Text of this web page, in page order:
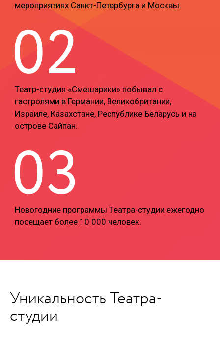
мероприятиях Санкт-Петербурга и Москвы.
02
Театр-студия «Смешарики» побывал с
гастролями в Германии, Великобритании,
Израиле, Казахстане, Республике Беларусь и на
острове Сайпан.
03
Новогодние программы Театра-студии ежегодно
посещает более 10 000 человек.
Уникальность Театра-
студии